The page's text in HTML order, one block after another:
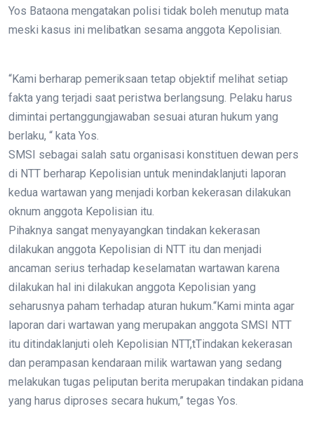
Yos Bataona mengatakan polisi tidak boleh menutup mata
meski kasus ini melibatkan sesama anggota Kepolisian.
“Kami berharap pemeriksaan tetap objektif melihat setiap
fakta yang terjadi saat peristwa berlangsung. Pelaku harus
dimintai pertanggungjawaban sesuai aturan hukum yang
berlaku, “ kata Yos.
SMSI sebagai salah satu organisasi konstituen dewan pers
di NTT berharap Kepolisian untuk menindaklanjuti laporan
kedua wartawan yang menjadi korban kekerasan dilakukan
oknum anggota Kepolisian itu.
Pihaknya sangat menyayangkan tindakan kekerasan
dilakukan anggota Kepolisian di NTT itu dan menjadi
ancaman serius terhadap keselamatan wartawan karena
dilakukan hal ini dilakukan anggota Kepolisian yang
seharusnya paham terhadap aturan hukum.“Kami minta agar
laporan dari wartawan yang merupakan anggota SMSI NTT
itu ditindaklanjuti oleh Kepolisian NTT,tTindakan kekerasan
dan perampasan kendaraan milik wartawan yang sedang
melakukan tugas peliputan berita merupakan tindakan pidana
yang harus diproses secara hukum,” tegas Yos.